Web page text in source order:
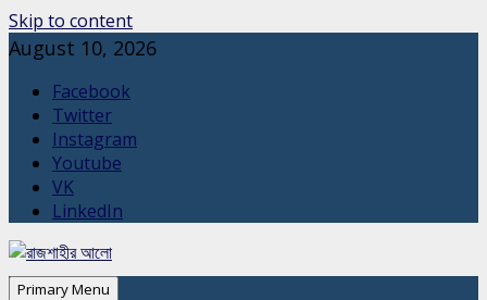
Skip to content
August 10, 2026
Facebook
Twitter
Instagram
Youtube
VK
LinkedIn
Primary Menu